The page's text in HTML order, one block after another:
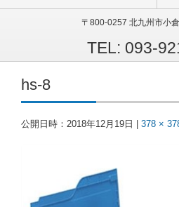
〒800-0257 北九州市小
TEL: 093-
hs-8
公開日時： 2018年12月19日 378 ×